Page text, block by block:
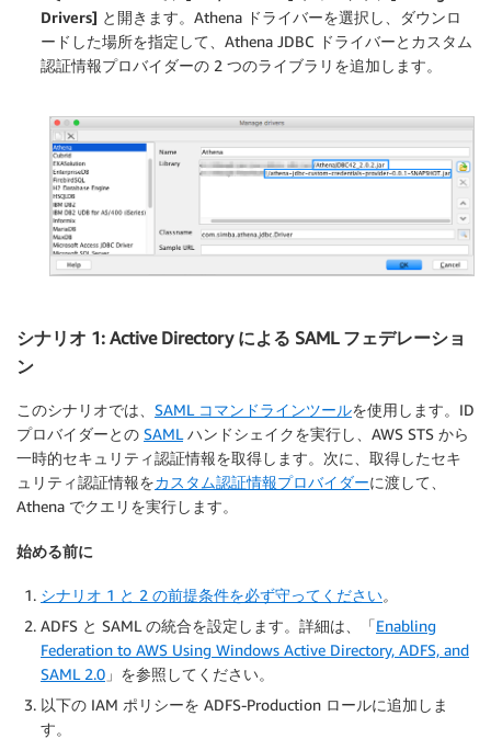
Drivers] と開きます。Athena ドライバーを選択し、ダウンロ
ードした場所を指定して、Athena JDBC ドライバーとカスタム
認証情報プロバイダーの 2 つのライブラリを追加します。
シナリオ 1: Active Directory による SAML フェデレーショ
ン
このシナリオでは、 SAML コマンドラインツールを使用します。ID
プロバイダーとの SAML ハンドシェイクを実行し、AWS STS から
一時的セキュリティ認証情報を取得します。次に、取得したセキ
ュリティ認証情報をカスタム認証情報プロバイダーに渡して、
Athena でクエリを実行します。
始める前に
シナリオ 1 と 2 の前提条件を必ず守ってください。
ADFS と SAML の統合を設定します。詳細は、「Enabling
Federation to AWS Using Windows Active Directory, ADFS, and
SAML 2.0 」を参照してください。
以下の IAM ポリシーを ADFS-Production ロールに追加しま
す。